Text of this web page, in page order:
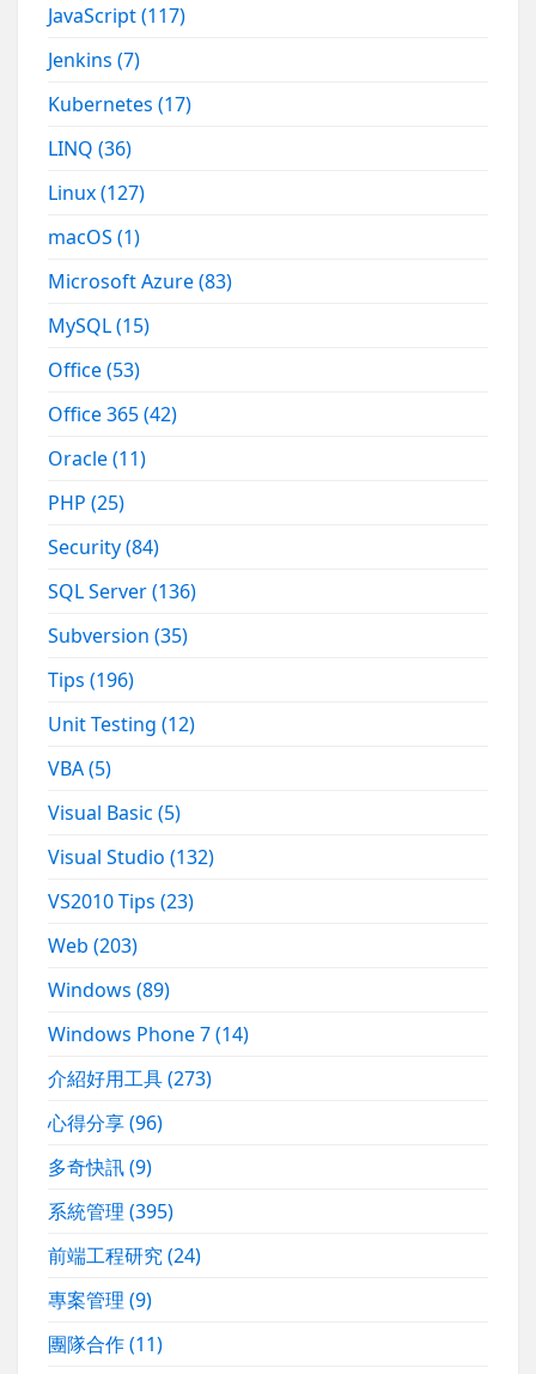
JavaScript(117)
Jenkins(7)
Kubernetes(17)
LINQ(36)
Linux(127)
macOS(1)
Microsoft Azure(83)
MySQL(15)
Office(53)
Office 365(42)
Oracle(11)
PHP(25)
Security(84)
SQL Server(136)
Subversion(35)
Tips(196)
Unit Testing(12)
VBA(5)
Visual Basic(5)
Visual Studio(132)
VS2010 Tips(23)
Web(203)
Windows(89)
Windows Phone 7(14)
介紹好用工具(273)
心得分享(96)
多奇快訊(9)
系統管理(395)
前端工程研究(24)
專案管理(9)
團隊合作(11)